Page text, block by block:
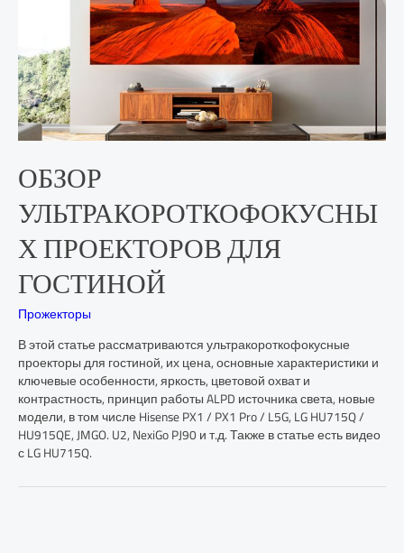
ОБЗОР
УЛЬТРАКОРОТКОФОКУСНЫ
Х ПРОЕКТОРОВ ДЛЯ
ГОСТИНОЙ
Прожекторы
В этой статье рассматриваются ультракороткофокусные
проекторы для гостиной, их цена, основные характеристики и
ключевые особенности, яркость, цветовой охват и
контрастность, принцип работы ALPD источника света, новые
модели, в том числе Hisense PX1 / PX1 Pro / L5G, LG HU715Q /
HU915QE, JMGO. U2, NexiGo PJ90 и т.д. Также в статье есть видео
с LG HU715Q.